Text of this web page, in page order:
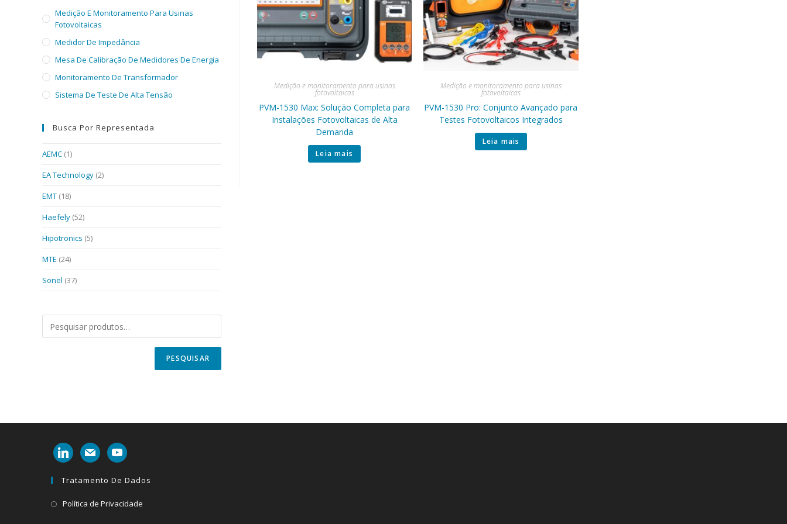
Medição e monitoramento para usinas
fotovoltaicas
PVM-1530 Max: Solução Completa para
Instalações Fotovoltaicas de Alta
Demanda
Leia mais
Medição e monitoramento para usinas
fotovoltaicas
PVM-1530 Pro: Conjunto Avançado para
Testes Fotovoltaicos Integrados
Leia mais
Medição E Monitoramento Para Usinas
Fotovoltaicas
Medidor De Impedância
Mesa De Calibração De Medidores De Energia
Monitoramento De Transformador
Sistema De Teste De Alta Tensão
Busca Por Representada
AEMC (1)
EA Technology (2)
EMT (18)
Haefely (52)
Hipotronics (5)
MTE (24)
Sonel (37)
PESQUISAR
linkedinmail youtube
Tratamento De Dados
Política de Privacidade